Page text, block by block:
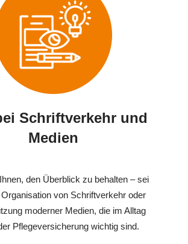
Schriftverkehr und
Medien
den Überblick zu behalten – sei
von Schriftverkehr oder
moderner Medien, die im Alltag
Pflegeversicherung wichtig sind.